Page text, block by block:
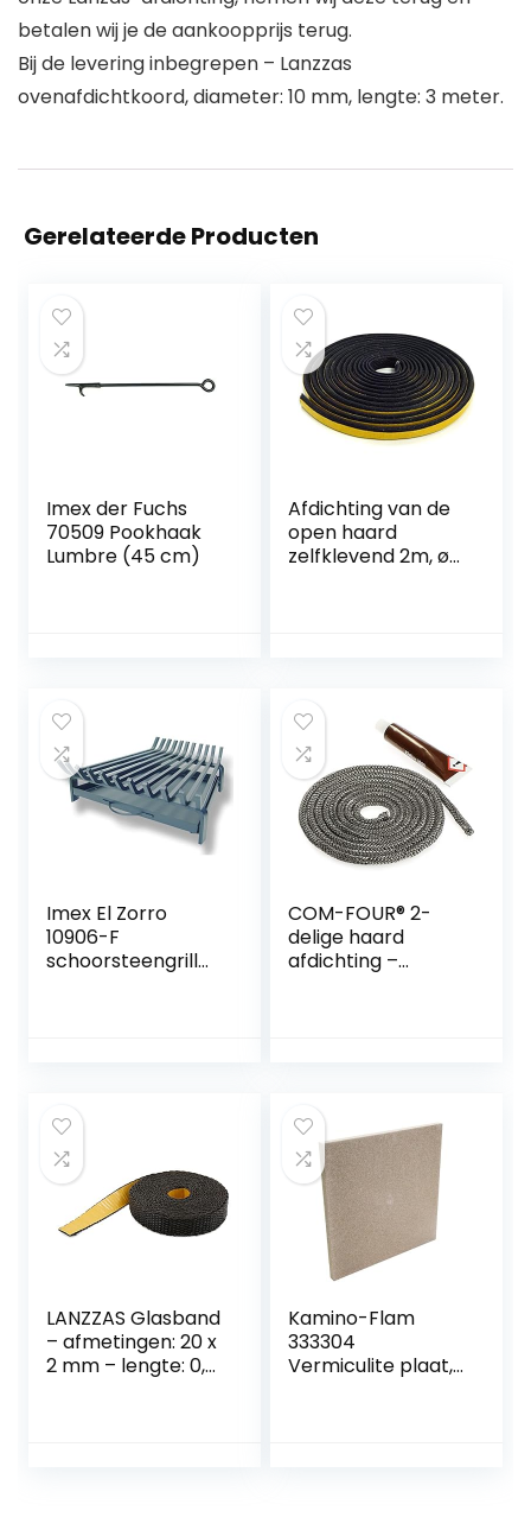
betalen wij je de aankoopprijs terug.
Bij de levering inbegrepen – Lanzzas
ovenafdichtkoord, diameter: 10 mm, lengte: 3 meter.
Gerelateerde Producten
Imex der Fuchs
70509 Pookhaak
Lumbre (45 cm)
Afdichting van de
open haard
zelfklevend 2m, ø
Imex El Zorro
10906-F
schoorsteengrill
COM-FOUR® 2-
delige haard
afdichting –
afdichtingskoord
en lijm (Ø 06mm)
LANZZAS Glasband
– afmetingen: 20 x
2 mm – lengte: 0,5
Kamino-Flam
333304
Vermiculite plaat,